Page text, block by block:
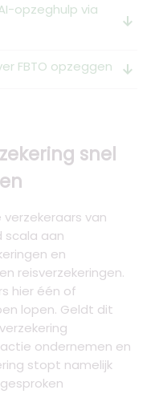
opzeghulp via
arrow_downward_alt
FBTO opzeggen arrow_downward_alt
snel
verzekeraars van
scala aan
en
reisverzekeringen.
hier één of
lopen. Geldt dit
ondernemen en
stopt namelijk